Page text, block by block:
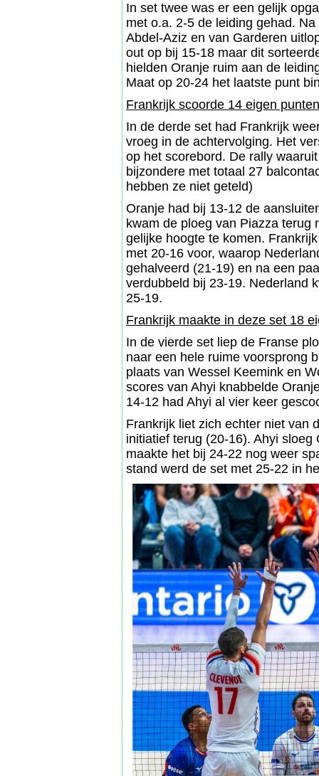
In set twee was er een gelijk
met o.a. 2-5 de leiding gehad.
Abdel-Aziz en van Garderen
out op bij 15-18 maar dit
hielden Oranje ruim aan de
Maat op 20-24 het laatste punt
Frankrijk scoorde 14 eigen
In de derde set had Frankrijk
vroeg in de achtervolging. Het
op het scorebord. De rally
bijzondere met totaal 27
hebben ze niet geteld)
Oranje had bij 13-12 de
kwam de ploeg van Piazza terug
gelijke hoogte te komen.
met 20-16 voor, waarop
gehalveerd (21-19) en na een
verdubbeld bij 23-19. Nederland
25-19.
Frankrijk maakte in deze set 18
In de vierde set liep de Franse
naar een hele ruime voorsprong
plaats van Wessel Keemink en
scores van Ahyi knabbelde
14-12 had Ahyi al vier keer
Frankrijk liet zich echter niet van
initiatief terug (20-16). Ahyi
maakte het bij 24-22 nog weer
stand werd de set met 25-22 in